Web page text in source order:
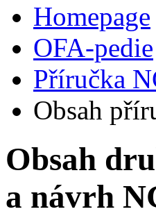
Homepage
OFA-pedie
Příručka
Obsah
Obsah
a návrh